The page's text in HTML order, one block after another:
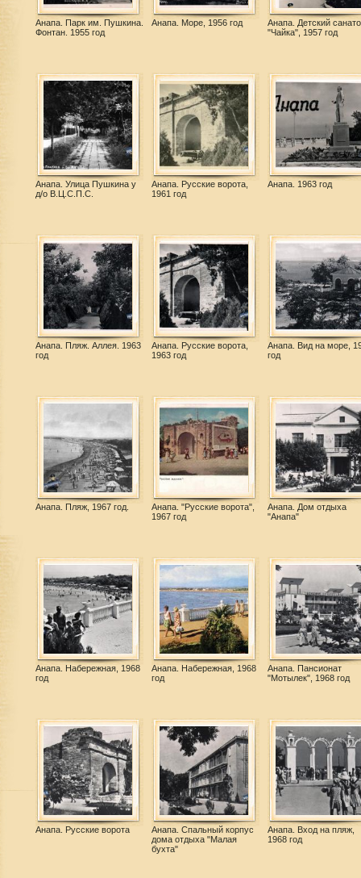
Анапа. Парк им. Пушкина.
Фонтан. 1955 год
Анапа. Море, 1956 год
Анапа. Детский
"Чайка", 1957 год
Анапа. Улица Пушкина у
д/о В.Ц.С.П.С.
Анапа. Русские ворота,
1961 год
Анапа. 1963 год
Анапа. Пляж. Аллея. 1963
год
Анапа. Русские ворота,
1963 год
Анапа. Вид на море,
год
Анапа. Пляж, 1967 год.
Анапа. "Русские ворота",
1967 год
Анапа. Дом отдыха
"Анапа"
Анапа. Набережная, 1968
год
Анапа. Набережная, 1968
год
Анапа. Пансионат
"Мотылек", 1968 год
Анапа. Русские ворота
Анапа. Спальный корпус
дома отдыха "Малая
бухта"
Анапа. Вход на пляж,
1968 год